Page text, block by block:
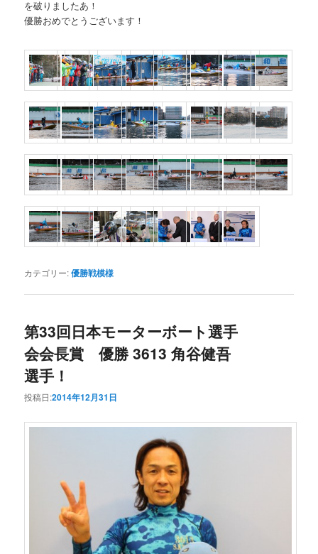
を破りましたあ！
優勝おめでとうございます！
カテゴリー:優勝戦模様
第33回日本モーターボート選手
会会長賞 優勝 3613 角谷健吾
選手！
投稿日:2014年12月31日